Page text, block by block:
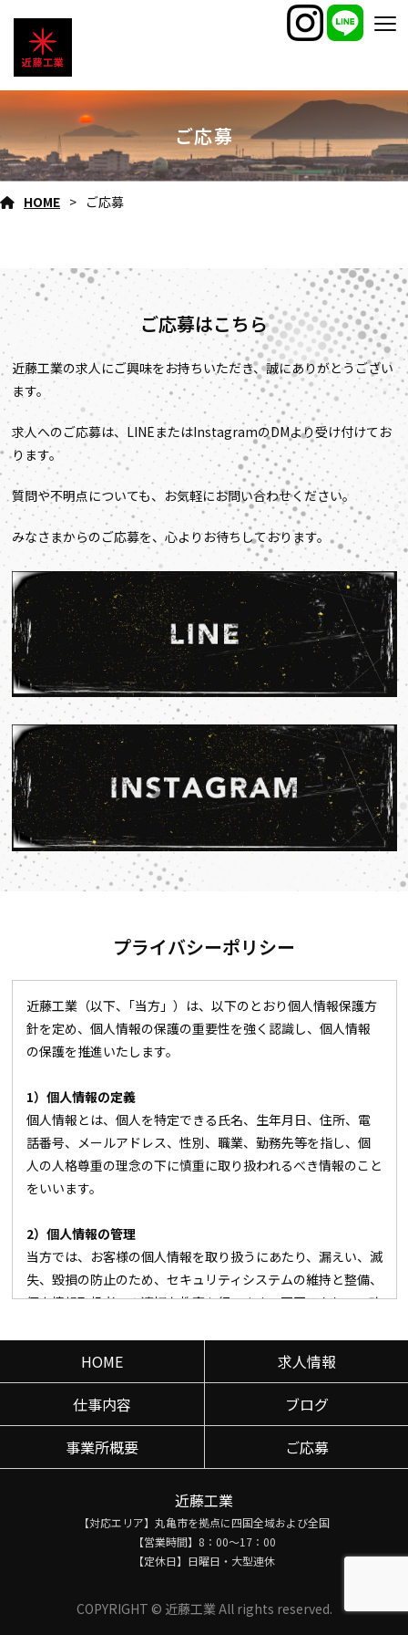
ご応募
HOME ご応募
ご応募はこちら
近藤工業の求人にご興味をお持ちいただき、誠にありがとうござい
ます。
求人へのご応募は、LINEまたはInstagramのDMより受け付けてお
ります。
質問や不明点についても、お気軽にお問い合わせください。
みなさまからのご応募を、心よりお待ちしております。
プライバシーポリシー
近藤工業（以下、｢当方」）は、以下のとおり個人情報保護方
針を定め、個人情報の保護の重要性を強く認識し、個人情報
の保護を推進いたします。
1）個人情報の定義
個人情報とは、個人を特定できる氏名、生年月日、住所、電
話番号、メールアドレス、性別、職業、勤務先等を指し、個
人の人格尊重の理念の下に慎重に取り扱われるべき情報のこと
をいいます。
2）個人情報の管理
当方では、お客様の個人情報を取り扱うにあたり、漏えい、滅
失、毀損の防止のため、セキュリティシステムの維持と整備、
個人情報取扱者への適切な教育を行います。不正アクセス、改
3）利用目的
当方では、お客様からの問い合わせを通じて、氏名、生年月
日、住所、電話番号、メールアドレス等の個人情報をご提供
・お客様からのお問い合わせに回答するため
・お客様からご依頼いただいたサービスを提供するため
・当方のサービス向上・改善を検討する分析を行うため
（Cookie情報の取得について）
HOME
求人情報
仕事内容
ブログ
事業所概要
ご応募
近藤工業
【対応エリア】丸亀市を拠点に四国全域および全国
【営業時間】8：00～17：00
【定休日】日曜日・大型連休
COPYRIGHT © 近藤工業 All rights reserved.